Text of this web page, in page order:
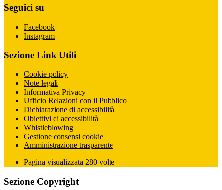
Seguici su
Facebook
Instagram
Sezione Link Utili
Cookie policy
Note legali
Informativa Privacy
Ufficio Relazioni con il Pubblico
Dichiarazione di accessibilità
Obiettivi di accessibilità
Whistleblowing
Gestione consensi cookie
Amministrazione trasparente
Pagina visualizzata 280 volte
Sezione Copyright